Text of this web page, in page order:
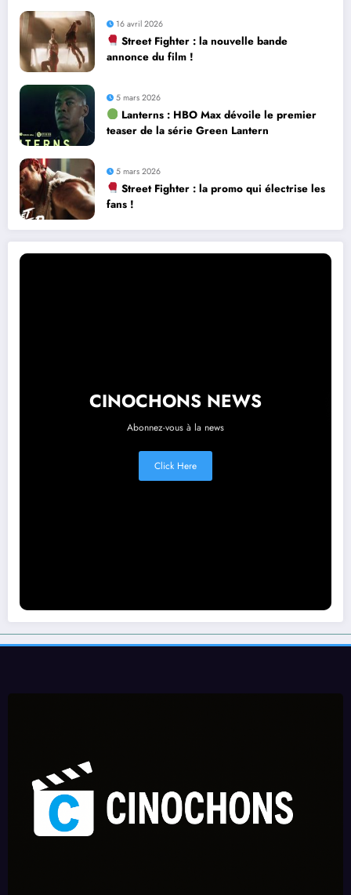
16 avril 2026
Street Fighter : la nouvelle bande
annonce du film !
5 mars 2026
Lanterns : HBO Max dévoile le premier
teaser de la série Green Lantern
5 mars 2026
Street Fighter : la promo qui électrise les
fans !
CINOCHONS NEWS
Abonnez-vous à la news
Click Here